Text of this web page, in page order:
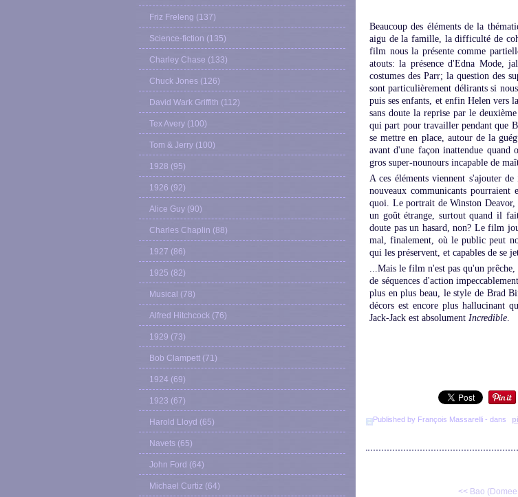
Friz Freleng (137)
Science-fiction (135)
Charley Chase (133)
Chuck Jones (126)
David Wark Griffith (112)
Tex Avery (100)
Tom & Jerry (100)
1928 (95)
1926 (92)
Alice Guy (90)
Charles Chaplin (88)
1927 (86)
1925 (82)
Musical (78)
Alfred Hitchcock (76)
1929 (73)
Bob Clampett (71)
1924 (69)
1923 (67)
Harold Lloyd (65)
Navets (65)
John Ford (64)
Michael Curtiz (64)
Beaucoup des éléments de la
aigu de la famille, la difficulté de
film nous la présente comme
atouts: la présence d'Edna Mode,
costumes des Parr; la question des
sont particulièrement délirants si
puis ses enfants, et enfin Helen vers
sans doute la reprise par le
qui part pour travailler pendant que
se mettre en place, autour de la
avant d'une façon inattendue
gros super-nounours incapable de
A ces éléments viennent s'ajouter
nouveaux communicants
quoi. Le portrait de Winston Deavor,
un goût étrange, surtout quand il
doute pas un hasard, non? Le film
mal, finalement, où le public peut
qui les préservent, et capables de se
...Mais le film n'est pas qu'un prêche,
de séquences d'action
plus en plus beau, le style de Brad
décors est encore plus hallucinant
Jack-Jack est absolument Incredible.
Published by François Massarelli - dans
<< Bao